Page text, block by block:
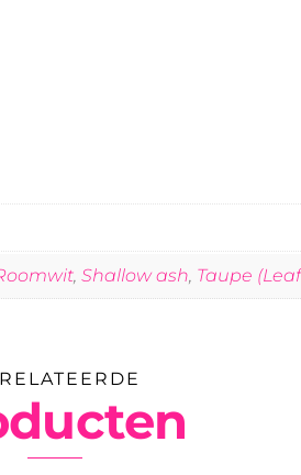
Shallow ash Taupe